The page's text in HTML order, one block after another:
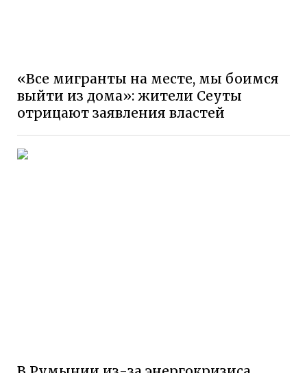
«Все мигранты на месте, мы боимся
выйти из дома»: жители Сеуты
отрицают заявления властей